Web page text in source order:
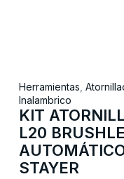
Herramientas,
Inalambrico
KIT
L20
STAYER